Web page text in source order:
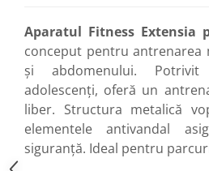
Aparatul Fitness Extensia
conceput pentru antrenarea
și abdomenului.
adolescenți, oferă un
liber. Structura metalică
elementele antivandal
siguranță. Ideal pentru